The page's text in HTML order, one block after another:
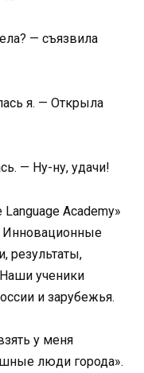
— съязвила
я. — Открыла
— Ну-ну, удачи!
Academy»
Инновационные
результаты,
ученики
и зарубежья.
у меня
люди города».